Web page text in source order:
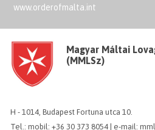
www.orderofmalta.int
Magyar Máltai
(MMLSz)
H - 1014, Budapest Fortuna utca 10.
Tel.: mobil: +36 30 373 8054 | e-mail: